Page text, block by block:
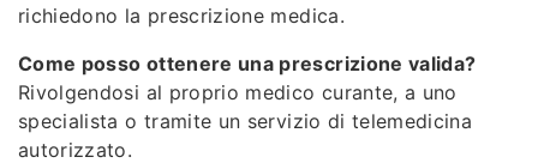
richiedono la prescrizione medica.
Come posso ottenere una prescrizione valida?
Rivolgendosi al proprio medico curante, a uno
specialista o tramite un servizio di telemedicina
autorizzato.